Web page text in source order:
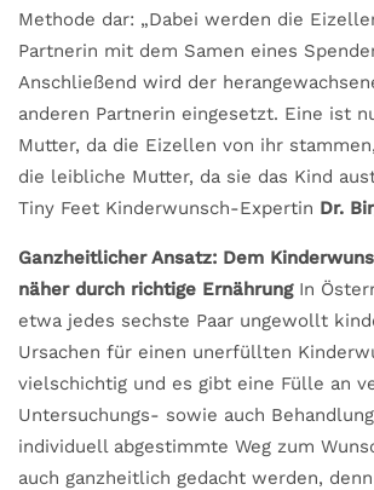
Methode dar: „Dabei werden die
Partnerin mit dem Samen eines
Anschließend wird der
anderen Partnerin eingesetzt. Eine ist
Mutter, da die Eizellen von ihr
die leibliche Mutter, da sie das Kind
Tiny Feet Kinderwunsch-Expertin Dr.
Ganzheitlicher Ansatz: Dem
näher durch richtige Ernährung In
etwa jedes sechste Paar ungewollt
Ursachen für einen unerfüllten
vielschichtig und es gibt eine Fülle an
Untersuchungs- sowie auch
individuell abgestimmte Weg zum
auch ganzheitlich gedacht werden,